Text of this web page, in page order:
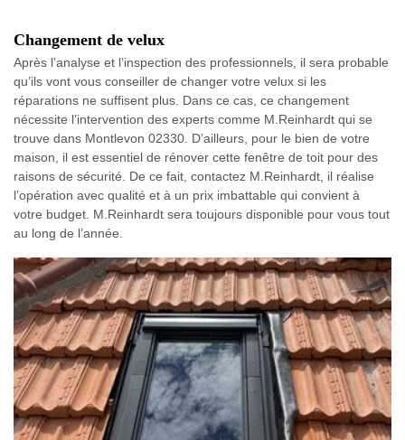
Changement de velux
Après l’analyse et l’inspection des professionnels, il sera probable
qu’ils vont vous conseiller de changer votre velux si les
réparations ne suffisent plus. Dans ce cas, ce changement
nécessite l’intervention des experts comme M.Reinhardt qui se
trouve dans Montlevon 02330. D’ailleurs, pour le bien de votre
maison, il est essentiel de rénover cette fenêtre de toit pour des
raisons de sécurité. De ce fait, contactez M.Reinhardt, il réalise
l’opération avec qualité et à un prix imbattable qui convient à
votre budget. M.Reinhardt sera toujours disponible pour vous tout
au long de l’année.